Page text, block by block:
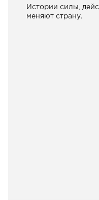
Истории силы,
меняют страну.